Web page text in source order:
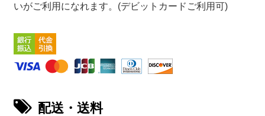
いがご利用になれます。(デビットカードご利用可)
配送・送料